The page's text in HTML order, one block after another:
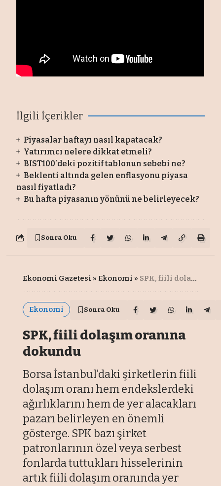
İlgili İçerikler
Piyasalar haftayı nasıl kapatacak?
Yatırımcı nelere dikkat etmeli?
BIST100’deki pozitif tablonun sebebi ne?
Beklenti altında gelen enflasyonu piyasa
nasıl fiyatladı?
Bu hafta piyasanın yönünü ne belirleyecek?
Sonra Oku
Ekonomi Gazetesi » Ekonomi » SPK, fiili dolaşım oranına dokundu
Ekonomi Sonra Oku
SPK, fiili dolaşım oranına
dokundu
Borsa İstanbul’daki şirketlerin fiili
dolaşım oranı hem endekslerdeki
ağırlıklarını hem de yer alacakları
pazarı belirleyen en önemli
gösterge. SPK bazı şirket
patronlarının özel veya serbest
fonlarda tuttukları hisselerinin
artık fiili dolaşım oranında yer